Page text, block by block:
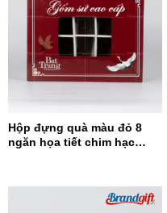
Hộp đựng quà màu đỏ 8
ngăn họa tiết chim hạc